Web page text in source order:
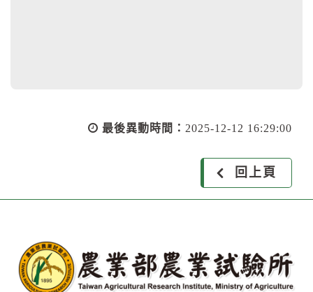
最後異動時間： 2025-12-12 16:29:00
回上頁